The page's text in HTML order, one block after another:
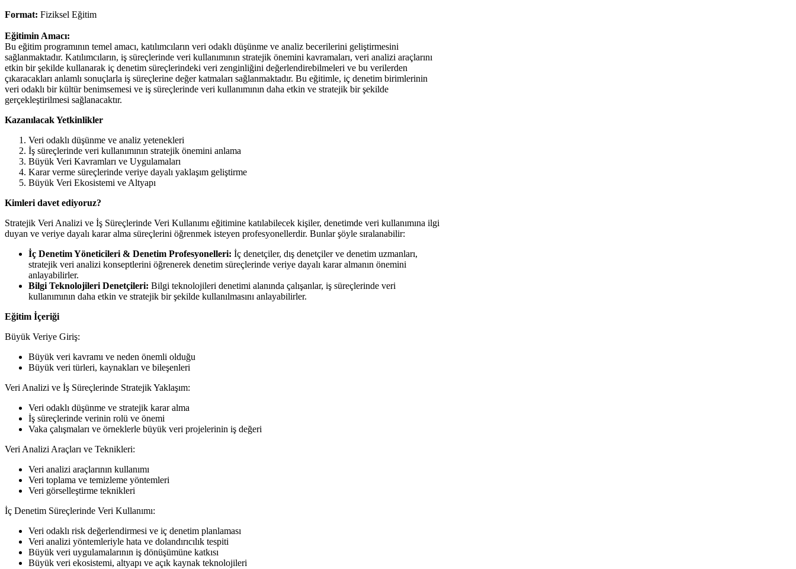
Format: Fiziksel Eğitim
Eğitimin Amacı:
Bu eğitim programının temel amacı, katılımcıların veri odaklı düşünme ve analiz becerilerini geliştirmesini
sağlanmaktadır. Katılımcıların, iş süreçlerinde veri kullanımının stratejik önemini kavramaları, veri analizi araçlarını
etkin bir şekilde kullanarak iç denetim süreçlerindeki veri zenginliğini değerlendirebilmeleri ve bu verilerden
çıkaracakları anlamlı sonuçlarla iş süreçlerine değer katmaları sağlanmaktadır. Bu eğitimle, iç denetim birimlerinin
veri odaklı bir kültür benimsemesi ve iş süreçlerinde veri kullanımının daha etkin ve stratejik bir şekilde
gerçekleştirilmesi sağlanacaktır.
Kazanılacak Yetkinlikler
Veri odaklı düşünme ve analiz yetenekleri
İş süreçlerinde veri kullanımının stratejik önemini anlama
Büyük Veri Kavramları ve Uygulamaları
Karar verme süreçlerinde veriye dayalı yaklaşım geliştirme
Büyük Veri Ekosistemi ve Altyapı
Kimleri davet ediyoruz?
Stratejik Veri Analizi ve İş Süreçlerinde Veri Kullanımı eğitimine katılabilecek kişiler, denetimde veri kullanımına ilgi
duyan ve veriye dayalı karar alma süreçlerini öğrenmek isteyen profesyonellerdir. Bunlar şöyle sıralanabilir:
İç Denetim Yöneticileri & Denetim Profesyonelleri: İç denetçiler, dış denetçiler ve denetim uzmanları,
stratejik veri analizi konseptlerini öğrenerek denetim süreçlerinde veriye dayalı karar almanın önemini
anlayabilirler.
Bilgi Teknolojileri Denetçileri: Bilgi teknolojileri denetimi alanında çalışanlar, iş süreçlerinde veri
kullanımının daha etkin ve stratejik bir şekilde kullanılmasını anlayabilirler.
Eğitim İçeriği
Büyük Veriye Giriş:
Büyük veri kavramı ve neden önemli olduğu
Büyük veri türleri, kaynakları ve bileşenleri
Veri Analizi ve İş Süreçlerinde Stratejik Yaklaşım:
Veri odaklı düşünme ve stratejik karar alma
İş süreçlerinde verinin rolü ve önemi
Vaka çalışmaları ve örneklerle büyük veri projelerinin iş değeri
Veri Analizi Araçları ve Teknikleri:
Veri analizi araçlarının kullanımı
Veri toplama ve temizleme yöntemleri
Veri görselleştirme teknikleri
İç Denetim Süreçlerinde Veri Kullanımı:
Veri odaklı risk değerlendirmesi ve iç denetim planlaması
Veri analizi yöntemleriyle hata ve dolandırıcılık tespiti
Büyük veri uygulamalarının iş dönüşümüne katkısı
Büyük veri ekosistemi, altyapı ve açık kaynak teknolojileri